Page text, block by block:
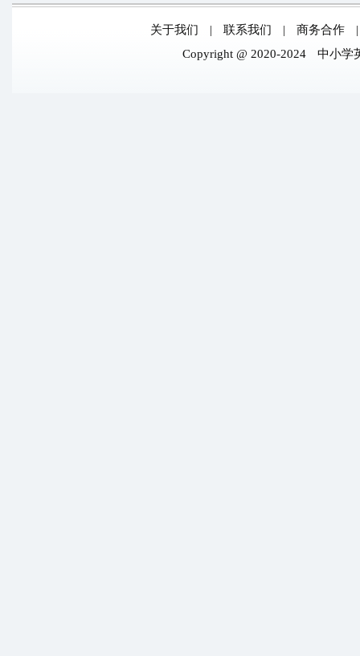
关于我们 | 联系我们 | 商务合作
Copyright @ 2020-2024
中小学